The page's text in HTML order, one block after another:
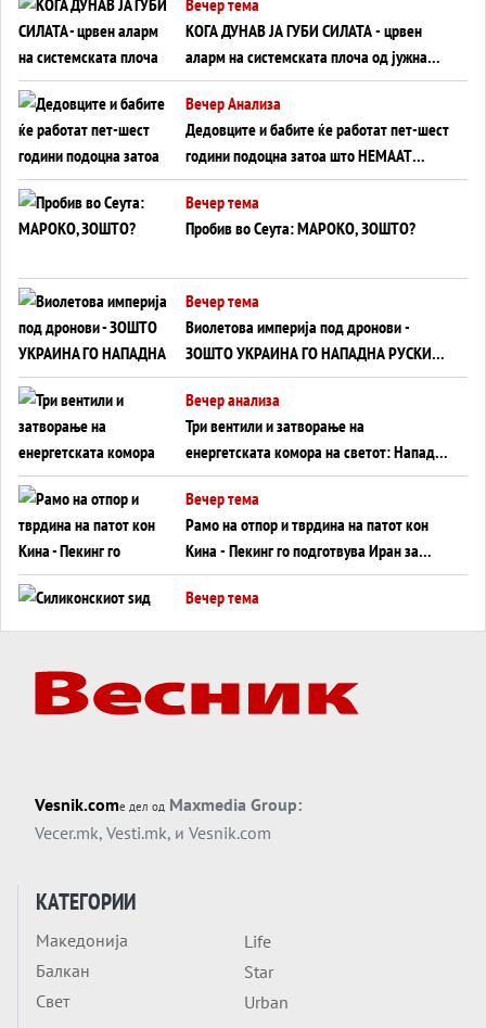
КОГА ДУНАВ ЈА ГУБИ СИЛАТА - црвен
аларм на системската плоча од јужна
Германија до Црното Море...
Вечер Анализа
Дедовците и бабите ќе работат пет-шест
години подоцна затоа што НЕМААТ
ВНУЦИ ДА ГИ ЗАМЕНАТ
Вечер тема
Пробив во Сеута: МАРОКО, ЗОШТО?
Вечер тема
Виолетова империја под дронови -
ЗОШТО УКРАИНА ГО НАПАДНА РУСКИОТ
WILDBERRIES
Вечер анализа
Три вентили и затворање на
енергетската комора на светот: Нападот
во Суец најавува глобален енергетски
инфаркт?
Вечер тема
Рамо на отпор и тврдина на патот кон
Кина - Пекинг го подготвува Иран за
американска копнена инвазија
Вечер тема
Вечер тема
Трамп тврди дека повторно „разговара“
Вечер тема
ДЛАБОКО УДОЛУ: Сметководствените
трикови што го соборија ЕНРОН ги
Вечер тема
Vesnik.comе дел од Maxmedia Group:
Vecer.mk, Vesti.mk, и Vesnik.com
КАТЕГОРИИ
Македонија
Балкан
Свет
Life
Star
Urban